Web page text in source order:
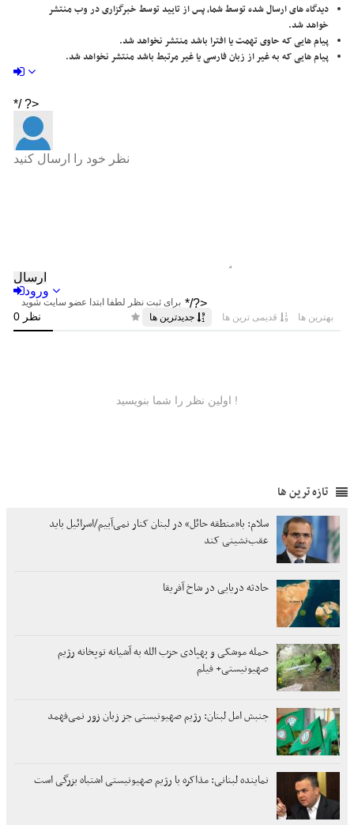
دیدگاه های ارسال شده توسط شما، پس از تایید توسط خبرگزاری در وب منتشر
خواهد شد.
پیام هایی که حاوی تهمت یا افترا باشد منتشر نخواهد شد.
پیام هایی که به غیر از زبان فارسی یا غیر مرتبط باشد منتشر نخواهد شد.
تازه ترین ها
سلام: با«منطقه حائل» در لبنان کنار نمی‌آییم/اسرائیل باید
عقب‌نشینی کند
حادثه دریایی در شاخ آفریقا
حمله موشکی و پهپادی حزب الله به آشیانه توپخانه رژیم
صهیونیستی+ فیلم
جنبش امل لبنان: رژیم صهیونیستی جز زبان زور نمی‌فهمد
نماینده لبنانی: مذاکره با رژیم صهیونیستی اشتباه بزرگی است